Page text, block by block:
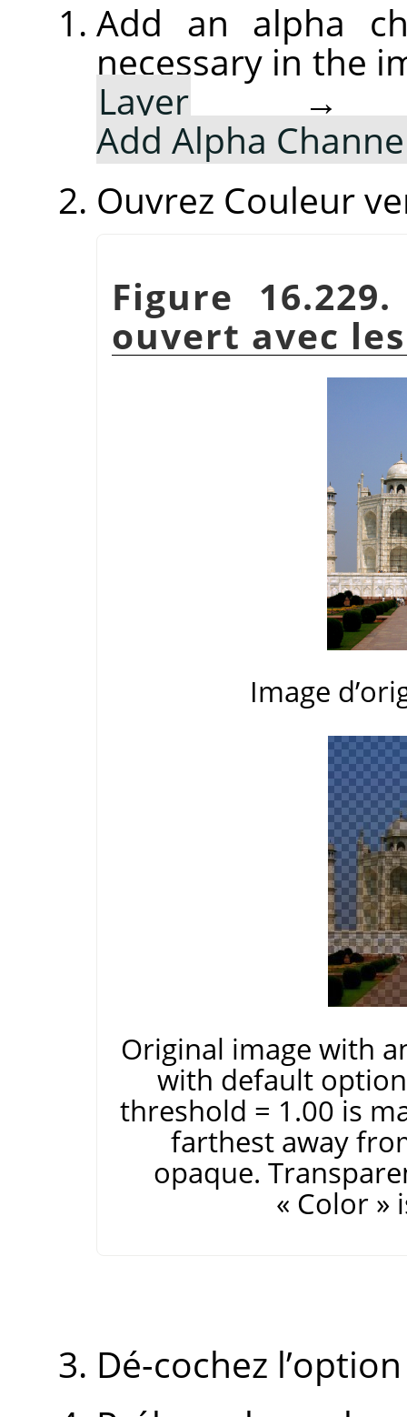
Add an alpha
necessary in the
Layer
Add Alpha
Ouvrez Couleur
Figure
ouvert avec
Image
Original image with
with default
threshold = 1.00 is
farthest away
opaque.
« Color»
Dé-cochez